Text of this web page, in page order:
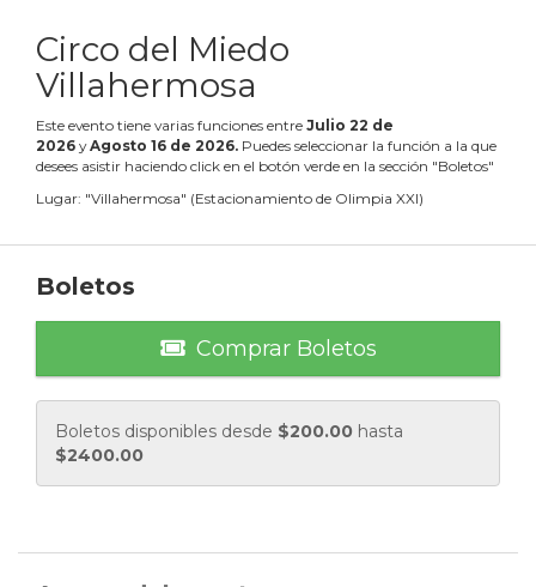
Circo del Miedo
Villahermosa
Este evento tiene varias funciones entre Julio 22 de
2026 yAgosto 16 de 2026. Puedes seleccionar la función a la que
desees asistir haciendo click en el botón verde en la sección "Boletos"
Lugar: "Villahermosa" (Estacionamiento de Olimpia XXI)
Boletos
Comprar Boletos
Boletos disponibles desde $200.00 hasta
$2400.00